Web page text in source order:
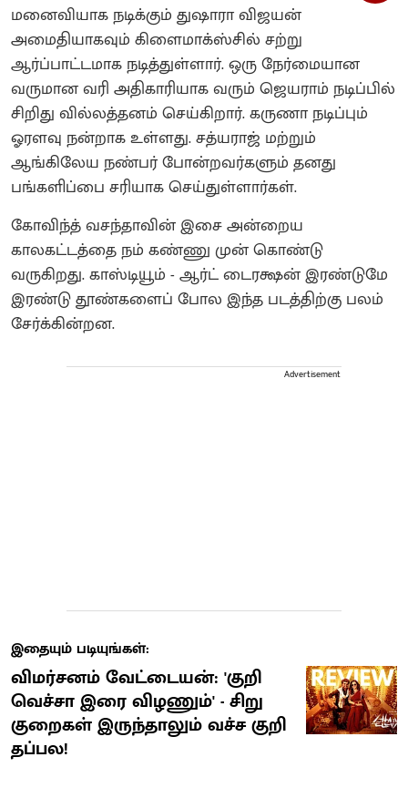
மனைவியாக நடிக்கும் துஷாரா விஜயன்
அமைதியாகவும் கிளைமாக்ஸ்சில் சற்று
ஆர்ப்பாட்டமாக நடித்துள்ளார். ஒரு நேர்மையான
வருமான வரி அதிகாரியாக வரும் ஜெயராம் நடிப்பில்
சிறிது வில்லத்தனம் செய்கிறார். கருணா நடிப்பும்
ஓரளவு நன்றாக உள்ளது. சத்யராஜ் மற்றும்
ஆங்கிலேய நண்பர் போன்றவர்களும் தனது
பங்களிப்பை சரியாக செய்துள்ளார்கள்.
கோவிந்த் வசந்தாவின் இசை அன்றைய
காலகட்டத்தை நம் கண்ணு முன் கொண்டு
வருகிறது. காஸ்டியூம் - ஆர்ட் டைரக்ஷன் இரண்டுமே
இரண்டு தூண்களைப் போல இந்த படத்திற்கு பலம்
சேர்க்கின்றன.
Advertisement
இதையும் படியுங்கள்:
விமர்சனம் வேட்டையன்: 'குறி
வெச்சா இரை விழணும்' - சிறு
குறைகள் இருந்தாலும் வச்ச குறி
தப்பல!